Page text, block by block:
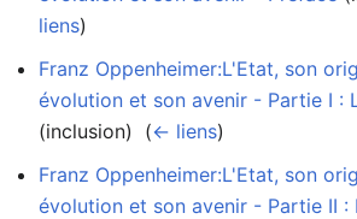
liens)
Franz Oppenheimer:L'Etat, son
évolution et son avenir - Partie I :
(inclusion) ‎ (← liens)
Franz Oppenheimer:L'Etat, son
évolution et son avenir - Partie II :